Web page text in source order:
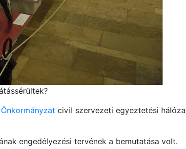
civil szervezeti egyeztetési
engedélyezési tervének a bemutatása volt.